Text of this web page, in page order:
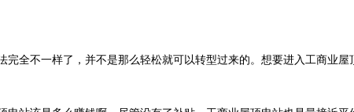
不一样了，并不是那么轻松就可以转型过来的。想要进入工商业屋